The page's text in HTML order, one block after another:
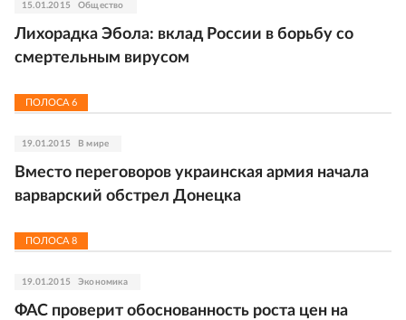
15.01.2015 Общество
Лихорадка Эбола: вклад России в борьбу со
смертельным вирусом
ПОЛОСА 6
19.01.2015 В мире
Вместо переговоров украинская армия начала
варварский обстрел Донецка
ПОЛОСА 8
19.01.2015 Экономика
ФАС проверит обоснованность роста цен на